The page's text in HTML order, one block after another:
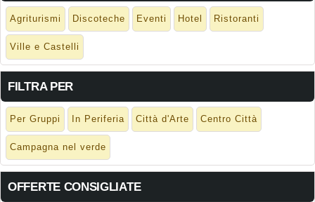
Agriturismi Discoteche Eventi Hotel Ristoranti
Ville e Castelli
FILTRA PER
Per Gruppi In Periferia Città d'Arte Centro Città
Campagna nel verde
OFFERTE CONSIGLIATE